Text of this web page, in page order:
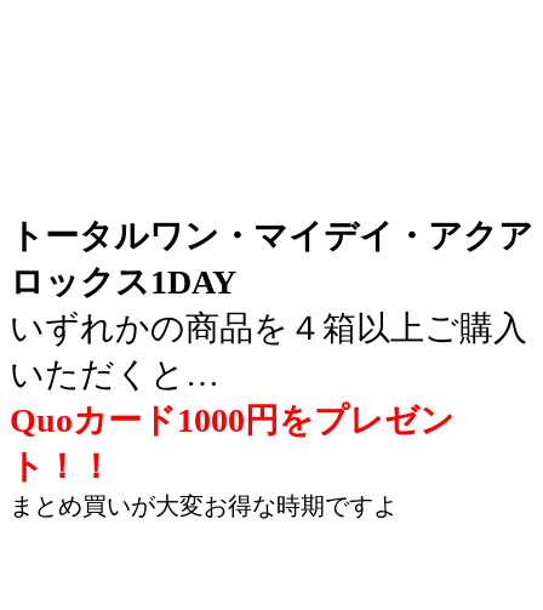
トータルワン・マイデイ・アクア
ロックス1DAY
いずれかの商品を４箱以上ご購入
いただくと…
Quoカード1000円をプレゼン
ト！！
まとめ買いが大変お得な時期ですよ